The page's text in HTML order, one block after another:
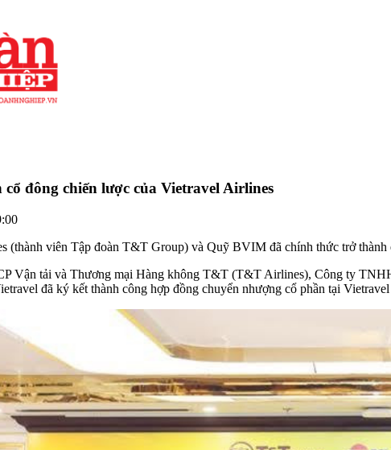
đông chiến lược của Vietravel Airlines
(thành viên Tập đoàn T&T Group) và Quỹ BVIM đã chính thức trở
Vận tải và Thương mại Hàng không T&T (T&T Airlines), Công ty
đã ký kết thành công hợp đồng chuyển nhượng cổ phần tại